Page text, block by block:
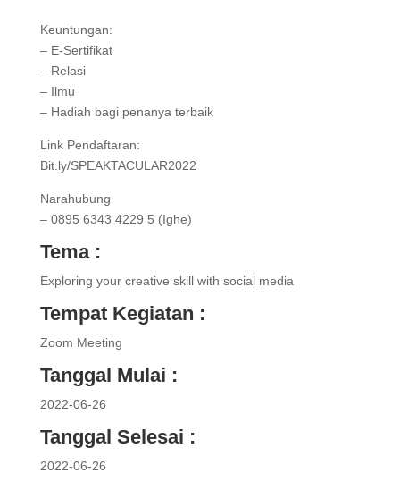
Keuntungan:
– E-Sertifikat
– Relasi
– Ilmu
– Hadiah bagi penanya terbaik
Link Pendaftaran:
Bit.ly/SPEAKTACULAR2022
Narahubung
– 0895 6343 4229 5 (Ighe)
Tema :
Exploring your creative skill with social media
Tempat Kegiatan :
Zoom Meeting
Tanggal Mulai :
2022-06-26
Tanggal Selesai :
2022-06-26